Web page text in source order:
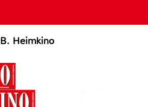
Heimkino